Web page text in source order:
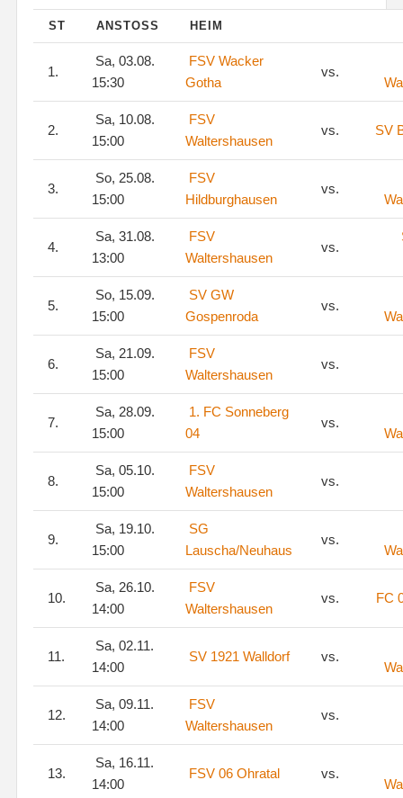
ST ANSTOSS HEIM
1.
Sa, 03.08.
15:30
FSV Wacker
Gotha
vs.
2.
Sa, 10.08.
15:00
FSV
Waltershausen
vs. SV
3.
So, 25.08.
15:00
FSV
Hildburghausen
vs.
4.
Sa, 31.08.
13:00
FSV
Waltershausen
vs.
5.
So, 15.09.
15:00
SV GW
Gospenroda
vs.
6.
Sa, 21.09.
15:00
FSV
Waltershausen
vs.
7.
Sa, 28.09.
15:00
1. FC Sonneberg
04
vs.
8.
Sa, 05.10.
15:00
FSV
Waltershausen
vs.
9.
Sa, 19.10.
15:00
SG
Lauscha/Neuhaus
vs.
10.
Sa, 26.10.
14:00
FSV
Waltershausen
vs. FC
11.
Sa, 02.11.
14:00
SV 1921 Walldorf vs.
12.
Sa, 09.11.
14:00
FSV
Waltershausen
vs.
13.
Sa, 16.11.
14:00
FSV 06 Ohratal vs.